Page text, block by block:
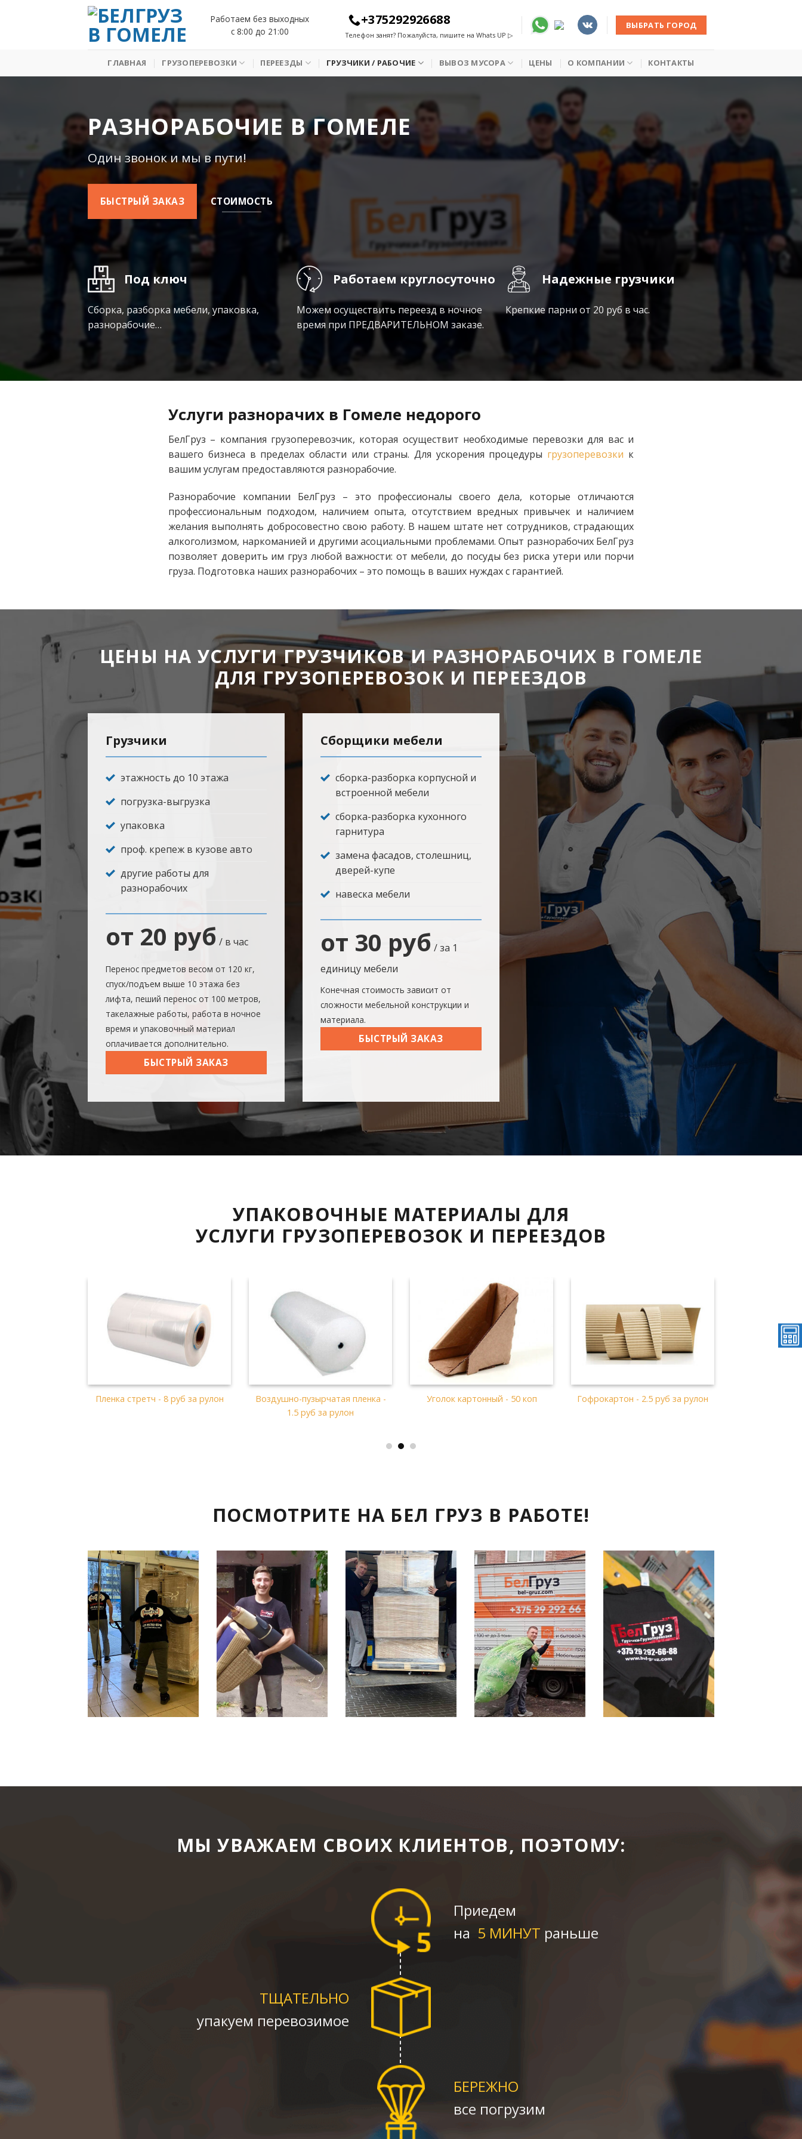
Работаем без выходных
с 8:00 до 21:00
+375292926688
Телефон занят? Пожалуйста, пишите на Whats UP ▷
ВЫБРАТЬ ГОРОД
ГЛАВНАЯ ГРУЗОПЕРЕВОЗКИ ПЕРЕЕЗДЫ ГРУЗЧИКИ / РАБОЧИЕ ВЫВОЗ МУСОРА ЦЕНЫ О КОМПАНИИ КОНТАКТЫ
РАЗНОРАБОЧИЕ В ГОМЕЛЕ
Один звонок и мы в пути!
БЫСТРЫЙ ЗАКАЗ СТОИМОСТЬ
Под ключ
Сборка, разборка мебели, упаковка,
разнорабочие…
Работаем круглосуточно
Можем осуществить переезд в ночное
время при ПРЕДВАРИТЕЛЬНОМ заказе.
Надежные грузчики
Крепкие парни от 20 руб в час.
Услуги разнорачих в Гомеле недорого
БелГруз – компания грузоперевозчик, которая осуществит необходимые перевозки для вас и
вашего бизнеса в пределах области или страны. Для ускорения процедуры грузоперевозки к
вашим услугам предоставляются разнорабочие.
Разнорабочие компании БелГруз – это профессионалы своего дела, которые отличаются
профессиональным подходом, наличием опыта, отсутствием вредных привычек и наличием
желания выполнять добросовестно свою работу. В нашем штате нет сотрудников, страдающих
алкоголизмом, наркоманией и другими асоциальными проблемами. Опыт разнорабочих БелГруз
позволяет доверить им груз любой важности: от мебели, до посуды без риска утери или порчи
груза. Подготовка наших разнорабочих – это помощь в ваших нуждах с гарантией.
ЦЕНЫ НА УСЛУГИ ГРУЗЧИКОВ И РАЗНОРАБОЧИХ В ГОМЕЛЕ
ДЛЯ ГРУЗОПЕРЕВОЗОК И ПЕРЕЕЗДОВ
Грузчики
этажность до 10 этажа
погрузка-выгрузка
упаковка
проф. крепеж в кузове авто
другие работы для
разнорабочих
от 20 руб / в час
Перенос предметов весом от 120 кг,
спуск/подъем выше 10 этажа без
лифта, пеший перенос от 100 метров,
такелажные работы, работа в ночное
время и упаковочный материал
оплачивается дополнительно.
БЫСТРЫЙ ЗАКАЗ
Сборщики мебели
сборка-разборка корпусной и
встроенной мебели
сборка-разборка кухонного
гарнитура
замена фасадов, столешниц,
дверей-купе
навеска мебели
от 30 руб / за 1
единицу мебели
Конечная стоимость зависит от
сложности мебельной конструкции и
материала.
БЫСТРЫЙ ЗАКАЗ
УПАКОВОЧНЫЕ МАТЕРИАЛЫ ДЛЯ
УСЛУГИ ГРУЗОПЕРЕВОЗОК И ПЕРЕЕЗДОВ
Картонная коробка
400х400х300 - 50 коп
Картонная коробка
Рулон скотча - 2 руб
Мешок полиэтиленовый 120 л
ПОСМОТРИТЕ НА БЕЛ ГРУЗ В РАБОТЕ!
МЫ УВАЖАЕМ СВОИХ КЛИЕНТОВ, ПОЭТОМУ:
Приедем
на 5 МИНУТ раньше
ТЩАТЕЛЬНО
упакуем перевозимое
БЕРЕЖНО
все погрузим